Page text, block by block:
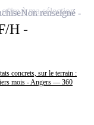
H -
concrets, sur le terrain :
mois - Angers — 360
Non renseigné
à ma sélection